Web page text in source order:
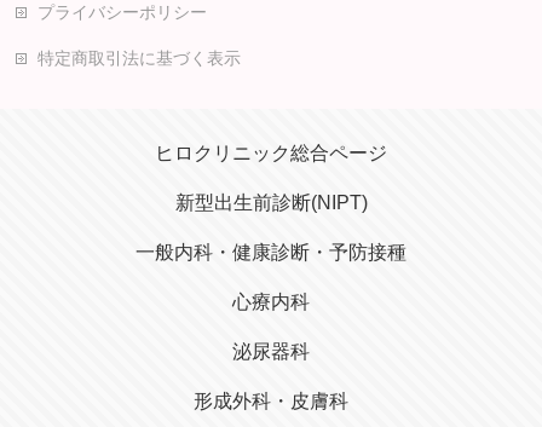
プライバシーポリシー
特定商取引法に基づく表示
ヒロクリニック総合ページ
新型出生前診断(NIPT)
一般内科・健康診断・予防接種
心療内科
泌尿器科
形成外科・皮膚科